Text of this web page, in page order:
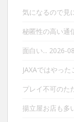
気になるので見
秘匿性の高い通
面白い... 2026-
JAXAではやった
プレイ不可のた
揚立屋お店も多